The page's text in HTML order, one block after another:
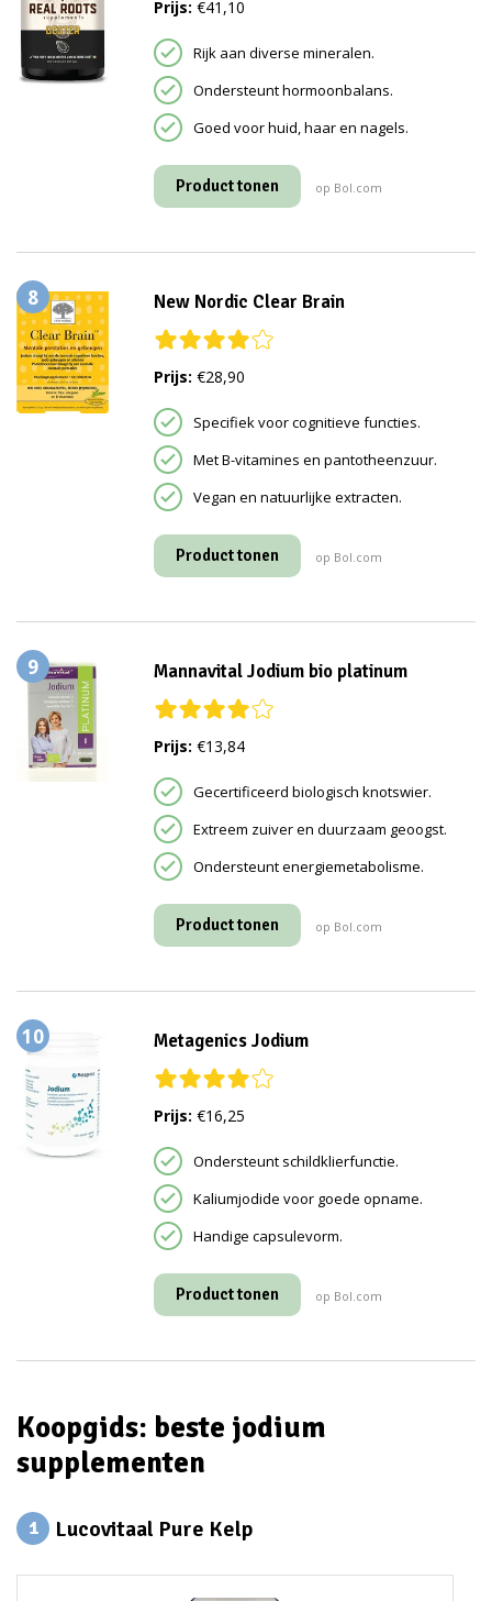
Prijs: €41,10
Rijk aan diverse mineralen.
Ondersteunt hormoonbalans.
Goed voor huid, haar en nagels.
Product tonen op Bol.com
8 New Nordic Clear Brain
Prijs: €28,90
Specifiek voor cognitieve functies.
Met B-vitamines en pantotheenzuur.
Vegan en natuurlijke extracten.
Product tonen op Bol.com
9 Mannavital Jodium bio platinum
Prijs: €13,84
Gecertificeerd biologisch knotswier.
Extreem zuiver en duurzaam geoogst.
Ondersteunt energiemetabolisme.
Product tonen op Bol.com
10 Metagenics Jodium
Prijs: €16,25
Ondersteunt schildklierfunctie.
Kaliumjodide voor goede opname.
Handige capsulevorm.
Product tonen op Bol.com
Koopgids: beste jodium
supplementen
1 Lucovitaal Pure Kelp